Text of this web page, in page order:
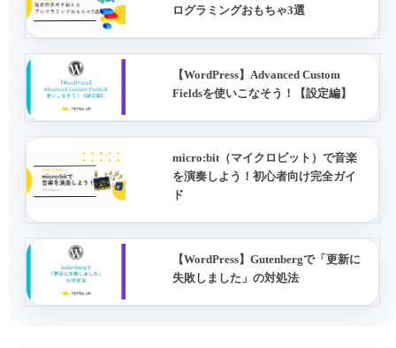
ログラミングおもちゃ3選
【WordPress】Advanced Custom
Fieldsを使いこなそう！【設定編】
micro:bit（マイクロビット）で音楽
を演奏しよう！初心者向け完全ガイ
ド
【WordPress】Gutenbergで「更新に
失敗しました」の対処法